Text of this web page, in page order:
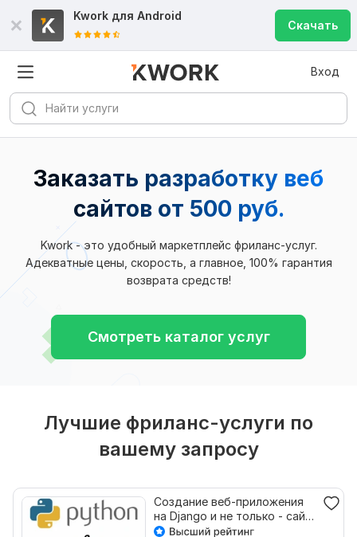
Kwork для Android
Скачать
Вход
Заказать разработку веб
сайтов от 500 руб.
Kwork - это удобный маркетплейс фриланс-услуг.
Адекватные цены, скорость, а главное, 100% гарантия
возврата средств!
Смотреть каталог услуг
Лучшие фриланс-услуги по
вашему запросу
Создание веб-приложения
на Django и не только - сайт,
сервис, API